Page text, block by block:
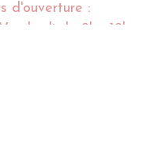
d'ouverture :
de 9h - 19h